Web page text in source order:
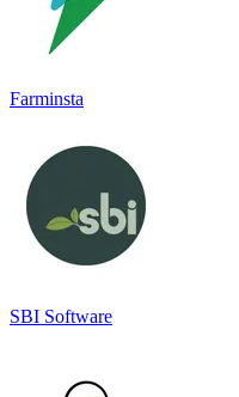
Farminsta
SBI Software